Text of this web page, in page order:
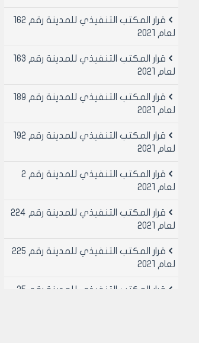
قرار المكتب التنفيذي للمدينة رقم 162
لعام 2021
قرار المكتب التنفيذي للمدينة رقم 163
لعام 2021
قرار المكتب التنفيذي للمدينة رقم 189
لعام 2021
قرار المكتب التنفيذي للمدينة رقم 192
لعام 2021
قرار المكتب التنفيذي للمدينة رقم 2
لعام 2021
قرار المكتب التنفيذي للمدينة رقم 224
لعام 2021
قرار المكتب التنفيذي للمدينة رقم 225
لعام 2021
قرار المكتب التنفيذي للمدينة رقم 25